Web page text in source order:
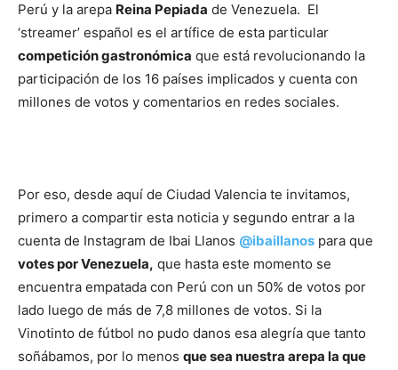
Perú y la arepa Reina Pepiada de Venezuela. El
‘streamer’ español es el artífice de esta particular
competición gastronómica que está revolucionando la
participación de los 16 países implicados y cuenta con
millones de votos y comentarios en redes sociales.
Por eso, desde aquí de Ciudad Valencia te invitamos,
primero a compartir esta noticia y segundo entrar a la
cuenta de Instagram de Ibai Llanos @ibaillanos para que
votes por Venezuela, que hasta este momento se
encuentra empatada con Perú con un 50% de votos por
lado luego de más de 7,8 millones de votos. Si la
Vinotinto de fútbol no pudo danos esa alegría que tanto
soñábamos, por lo menos que sea nuestra arepa la que